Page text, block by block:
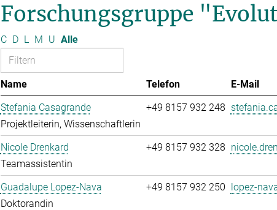
Forschungsgruppe
C D L M U Alle
Name Telefon E-Mail
Stefania Casagrande
Projektleiterin, Wissenschaftlerin
+49 8157 932 248
Nicole Drenkard
Teamassistentin
+49 8157 932 328
Guadalupe Lopez-Nava
Doktorandin
+49 8157 932 250 lopez-